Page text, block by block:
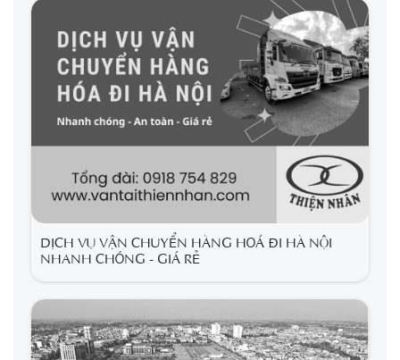
DỊCH VỤ VẬN CHUYỂN HÀNG HOÁ ĐI HÀ NỘI
NHANH CHÓNG - GIÁ RẺ